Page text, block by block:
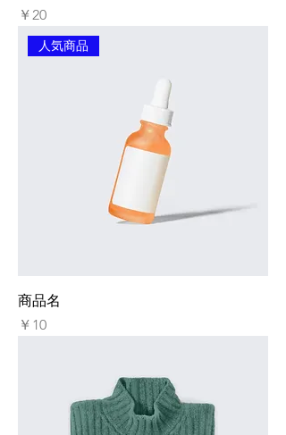
価格
￥20
人気商品
商品名
価格
￥10